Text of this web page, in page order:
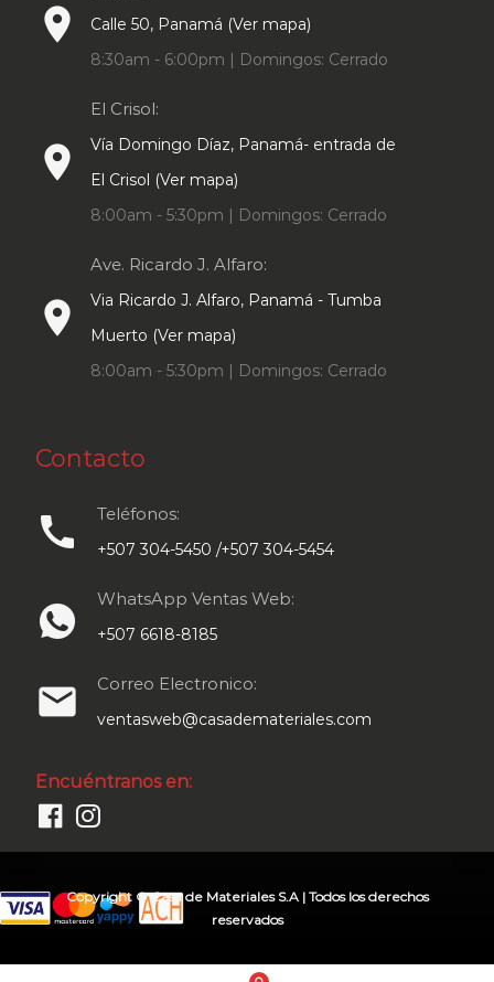
place
Calle 50, Panamá (Ver mapa)
8:30am - 6:00pm | Domingos: Cerrado
place
El Crisol:
Vía Domingo Díaz, Panamá- entrada de
El Crisol (Ver mapa)
8:00am - 5:30pm | Domingos: Cerrado
place
Ave. Ricardo J. Alfaro:
Via Ricardo J. Alfaro, Panamá - Tumba
Muerto (Ver mapa)
8:00am - 5:30pm | Domingos: Cerrado
Contacto
call Teléfonos:
+507 304-5450 /+507 304-5454
WhatsApp Ventas Web:
+507 6618-8185
email Correo Electronico:
ventasweb@casademateriales.com
Encuéntranos en:
Copyright © Casa de Materiales S.A | Todos los derechos
reservados